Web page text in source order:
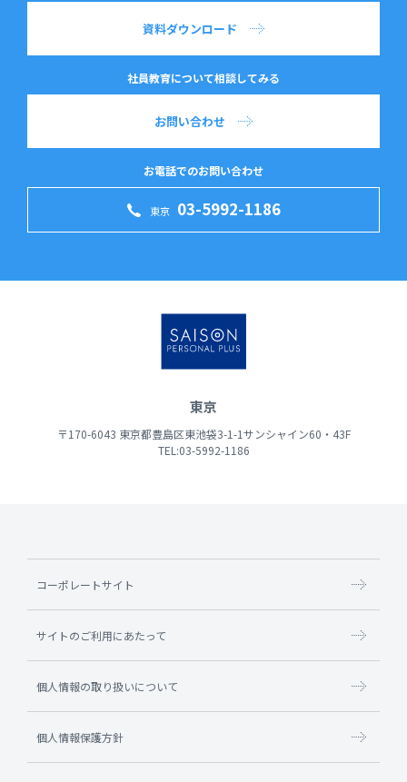
資料ダウンロード
社員教育について相談してみる
お問い合わせ
お電話でのお問い合わせ
東京 03-5992-1186
東京
〒170-6043 東京都豊島区東池袋3-1-1サンシャイン60・43F
TEL:03-5992-1186
コーポレートサイト
サイトのご利用にあたって
個人情報の取り扱いについて
個人情報保護方針